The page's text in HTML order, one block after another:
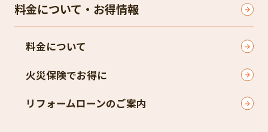
料金について・お得情報
料金について
火災保険でお得に
リフォームローンのご案内